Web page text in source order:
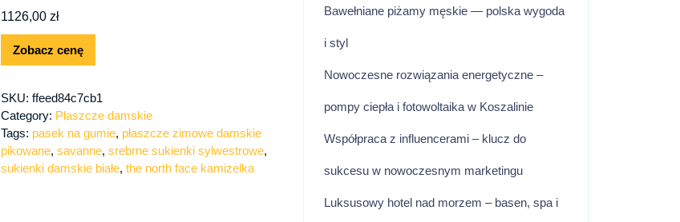
1126,00 zł
Zobacz cenę
SKU: ffeed84c7cb1
Category: Płaszcze damskie
Tags: pasek na gumie, płaszcze zimowe damskie
pikowane, savanne, srebrne sukienki sylwestrowe,
sukienki damskie białe, the north face kamizelka
Bawełniane piżamy męskie — polska wygoda
i styl
Nowoczesne rozwiązania energetyczne –
pompy ciepła i fotowoltaika w Koszalinie
Współpraca z influencerami – klucz do
sukcesu w nowoczesnym marketingu
Luksusowy hotel nad morzem – basen, spa i